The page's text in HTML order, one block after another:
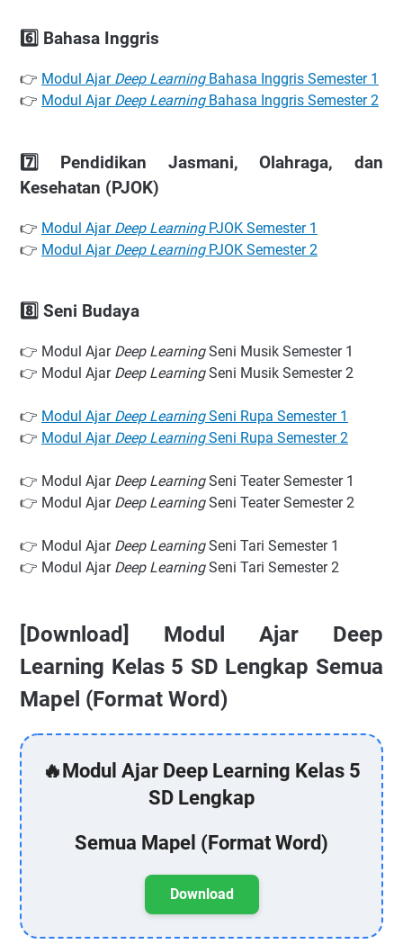
6️⃣ Bahasa Inggris
👉 Modul Ajar Deep LearningBahasa Inggris Semester 1
👉 Modul Ajar Deep LearningBahasa Inggris Semester 2
7️⃣ Pendidikan Jasmani, Olahraga, dan
Kesehatan (PJOK)
👉 Modul Ajar Deep LearningPJOK Semester 1
👉 Modul Ajar Deep LearningPJOK Semester 2
8️⃣ Seni Budaya
👉 Modul Ajar Deep LearningSeni Musik Semester 1
👉 Modul Ajar Deep LearningSeni Musik Semester 2
👉 Modul Ajar Deep LearningSeni Rupa Semester 1
👉 Modul Ajar Deep LearningSeni Rupa Semester 2
👉 Modul Ajar Deep LearningSeni Teater Semester 1
👉 Modul Ajar Deep LearningSeni Teater Semester 2
👉 Modul Ajar Deep LearningSeni Tari Semester 1
👉 Modul Ajar Deep LearningSeni Tari Semester 2
[Download] Modul Ajar Deep
Learning Kelas 5 SD Lengkap Semua
Mapel (Format Word)
🔥Modul Ajar Deep Learning Kelas 5
SD Lengkap
Semua Mapel (Format Word)
Download